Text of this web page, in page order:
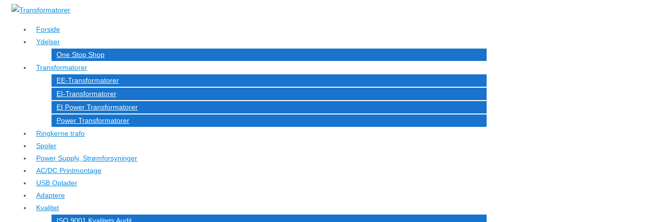
↓
hovedindhold
Forside
Ydelser
One Stop Shop
Transformatorer
EE-Transformatorer
EI-Transformatorer
EI Power Transformatorer
Power Transformatorer
Ringkerne trafo
Spoler
Power Supply, Strømforsyninger
AC/DC Printmontage
USB Oplader
Adaptere
Kvalitet